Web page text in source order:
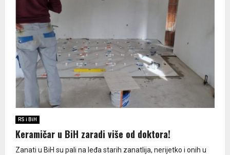
RS i BiH
Keramičar u BiH zaradi više od doktora!
Zanati u BiH su pali na leđa starih zanatlija, nerijetko i onih u